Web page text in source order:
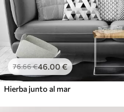
76.66€46.00€
Hierba junto al mar